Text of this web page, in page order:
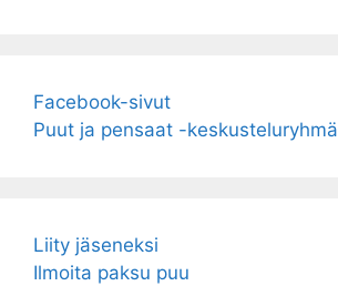
Facebook-sivut
Puut ja pensaat -keskusteluryhmä
Liity jäseneksi
Ilmoita paksu puu